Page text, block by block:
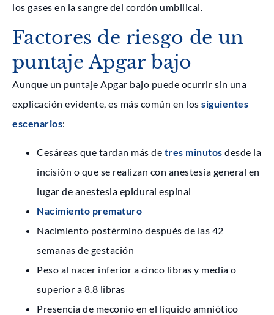
los gases en la sangre del cordón umbilical.
Factores de riesgo de un
puntaje Apgar bajo
Aunque un puntaje Apgar bajo puede ocurrir sin una
explicación evidente, es más común en los siguientes
escenarios:
Cesáreas que tardan más de tres minutos desde la
incisión o que se realizan con anestesia general en
lugar de anestesia epidural espinal
Nacimiento prematuro
Nacimiento postérmino después de las 42
semanas de gestación
Peso al nacer inferior a cinco libras y media o
superior a 8.8 libras
Presencia de meconio en el líquido amniótico